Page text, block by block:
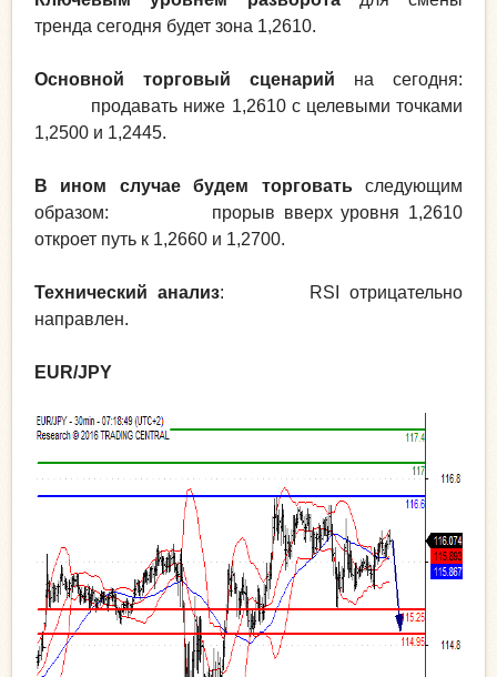
тренда сегодня будет зона 1,2610.
Основной торговый сценарий на сегодня:
продавать ниже 1,2610 с целевыми точками
1,2500 и 1,2445.
В ином случае будем торговать следующим
образом: прорыв вверх уровня 1,2610
откроет путь к 1,2660 и 1,2700.
Технический анализ: RSI отрицательно
направлен.
EUR/JPY